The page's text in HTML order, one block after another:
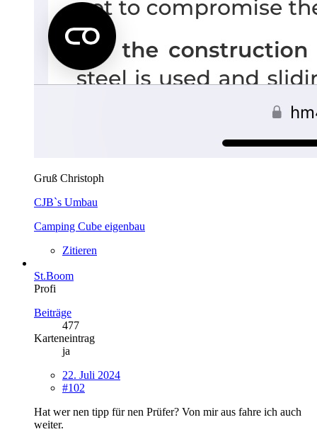
Gruß Christoph
CJB`s Umbau
Camping Cube eigenbau
Zitieren
St.Boom
Profi
Beiträge
477
Karteneintrag
ja
22. Juli 2024
#102
Hat wer nen tipp für nen Prüfer? Von mir aus fahre ich auch
weiter.